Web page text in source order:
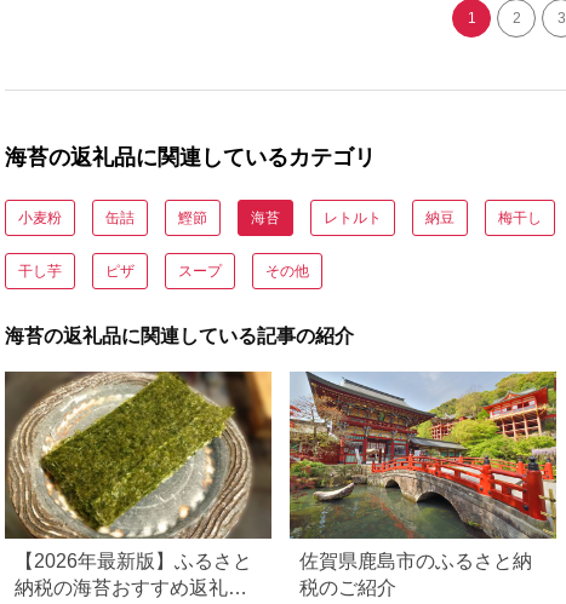
1 2 3
海苔の返礼品に関連しているカテゴリ
小麦粉 缶詰 鰹節 海苔 レトルト 納豆 梅干し
干し芋 ピザ スープ その他
海苔の返礼品に関連している記事の紹介
【2026年最新版】ふるさと
納税の海苔おすすめ返礼品
佐賀県鹿島市のふるさと納
税のご紹介